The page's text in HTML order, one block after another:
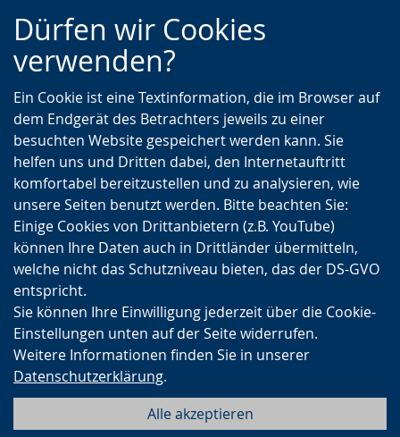
Zur
Hauptnavigation
Zur
Seitennavigation
Zum
Inhalt
Dürfen wir Cookies
verwenden?
Ein Cookie ist eine Textinformation, die im Browser auf
dem Endgerät des Betrachters jeweils zu einer
besuchten Website gespeichert werden kann. Sie
helfen uns und Dritten dabei, den Internetauftritt
komfortabel bereitzustellen und zu analysieren, wie
unsere Seiten benutzt werden. Bitte beachten Sie:
Einige Cookies von Drittanbietern (z.B. YouTube)
können Ihre Daten auch in Drittländer übermitteln,
welche nicht das Schutzniveau bieten, das der DS-GVO
entspricht.
Sie können Ihre Einwilligung jederzeit über die Cookie-
Einstellungen unten auf der Seite widerrufen.
Weitere Informationen finden Sie in unserer
Datenschutzerklärung.
Alle akzeptieren